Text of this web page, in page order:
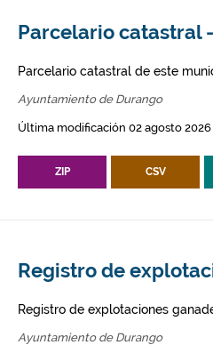
Parcelario catastral
Parcelario catastral de este
Ayuntamiento de Durango
Última modificación 02 agosto 2026
ZIP CSV
Registro de
Registro de explotaciones
Ayuntamiento de Durango